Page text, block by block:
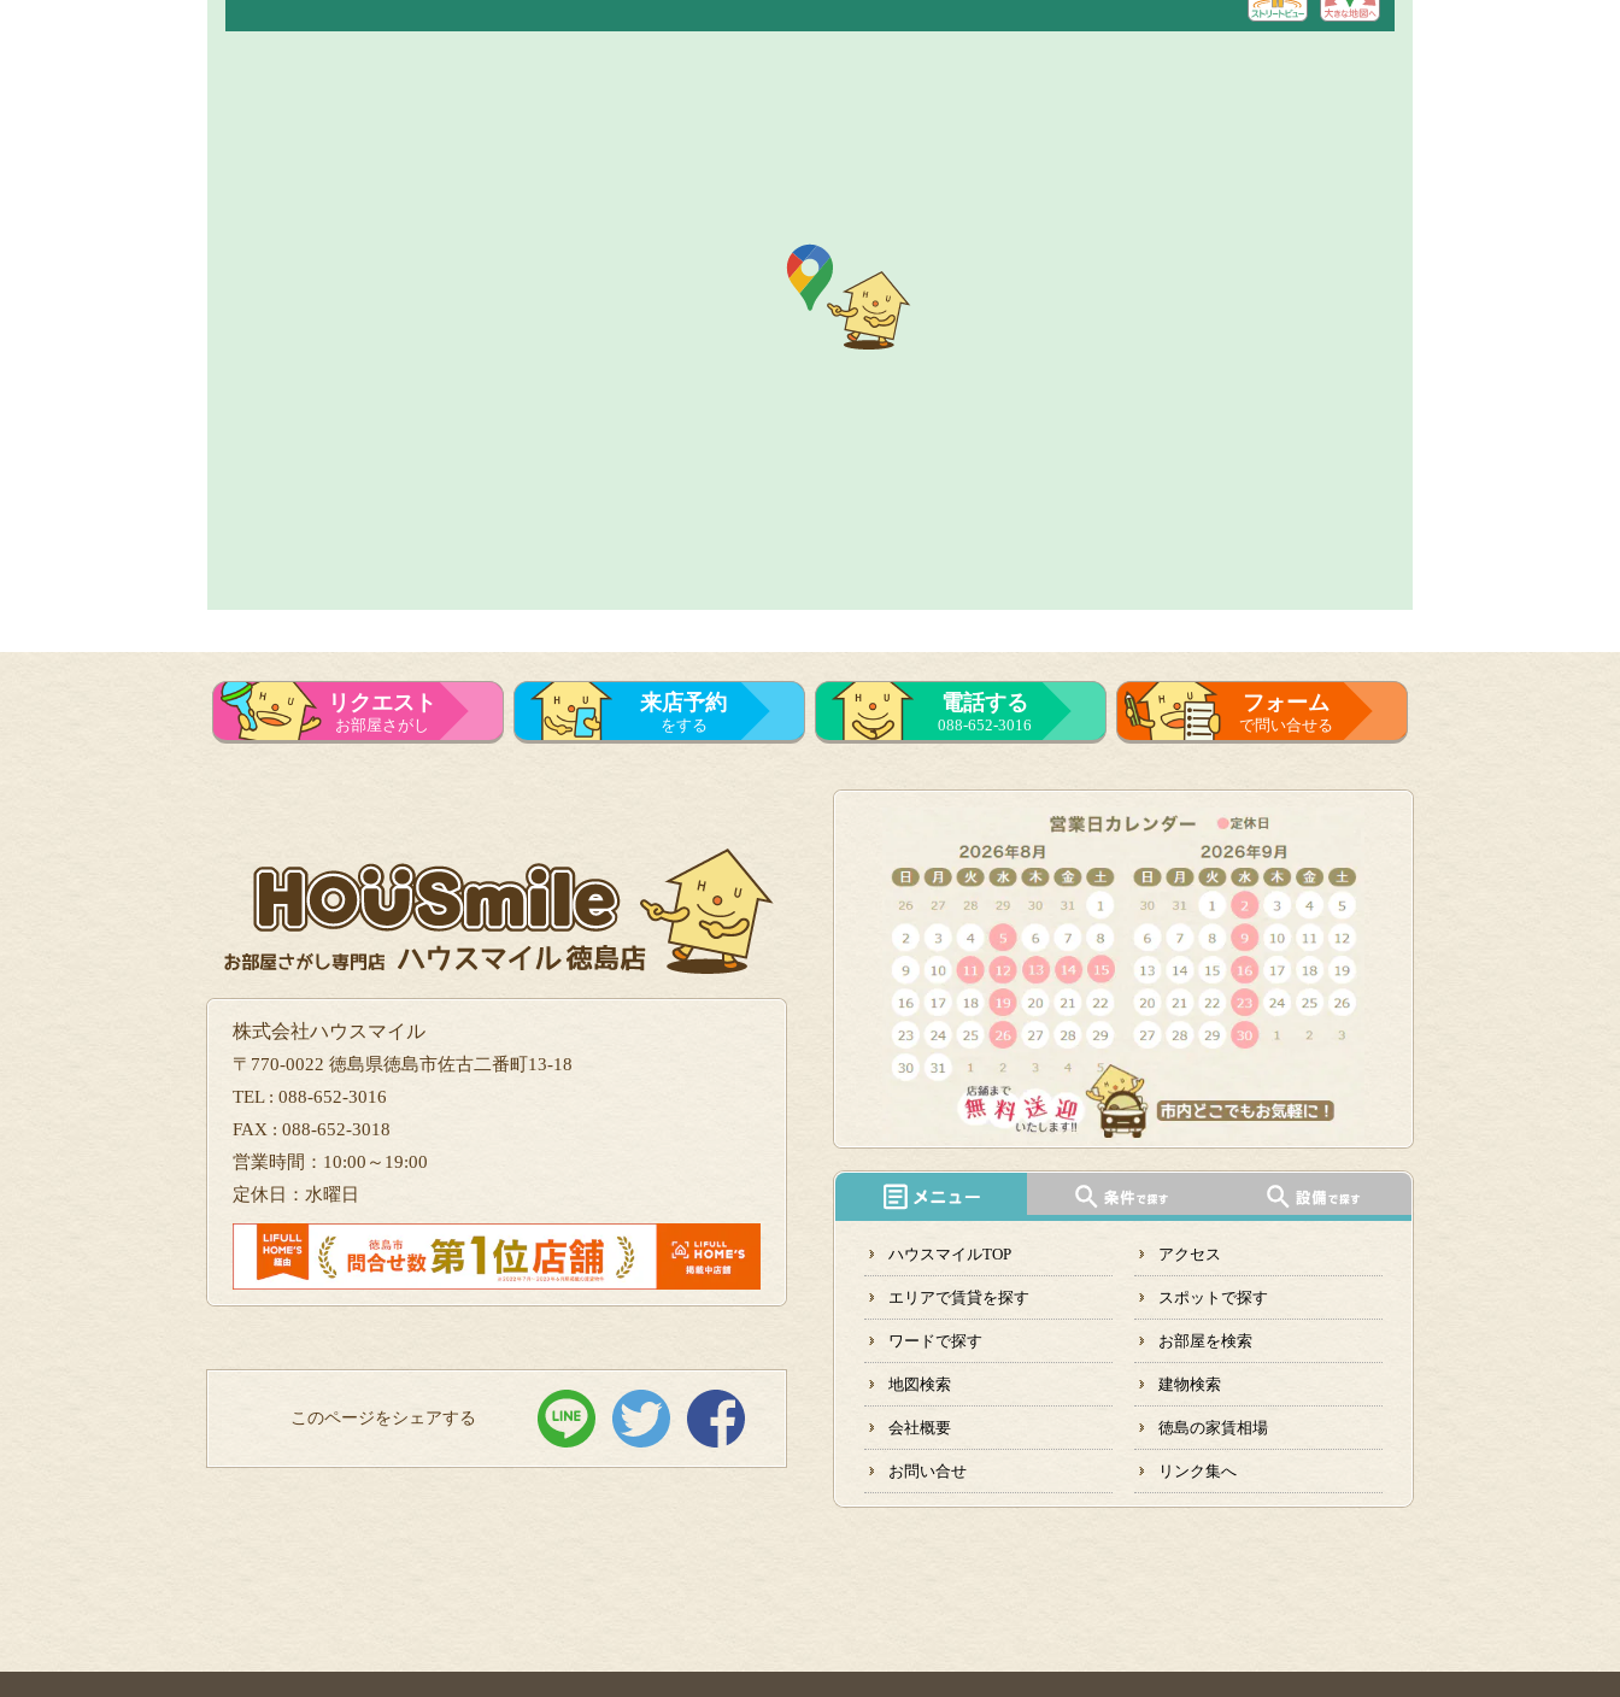
リクエスト
お部屋さがし
来店予約
をする
電話する
088-652-3016
フォーム
で問い合せる
株式会社ハウスマイル
〒770-0022 徳島県徳島市佐古二番町13-18
TEL : 088-652-3016
FAX : 088-652-3018
営業時間：10:00～19:00
定休日：水曜日
このページをシェアする
ハウスマイルTOP アクセス
エリアで賃貸を探す スポットで探す
ワードで探す お部屋を検索
地図検索 建物検索
会社概要 徳島の家賃相場
お問い合せ リンク集へ